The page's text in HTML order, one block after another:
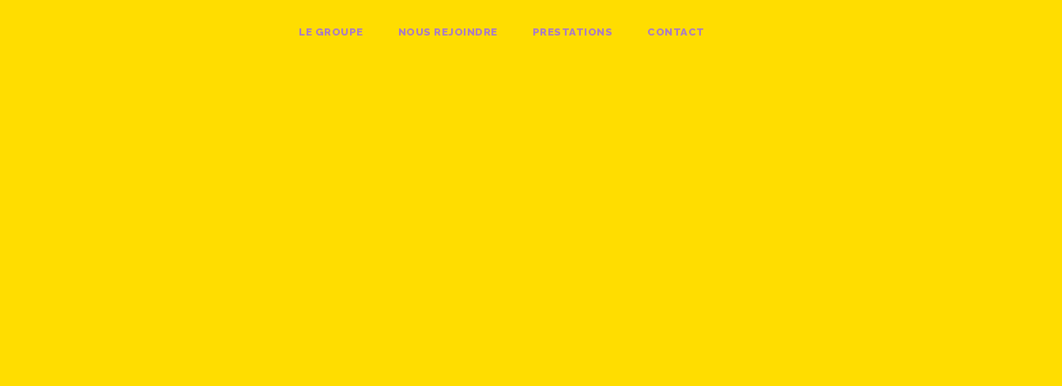
LE GROUPE NOUS REJOINDRE PRESTATIONS CONTACT